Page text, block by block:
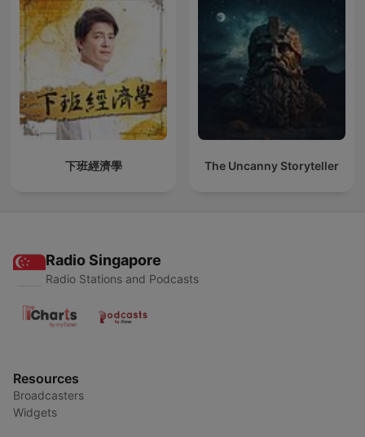
下班經濟學 The Uncanny Storyteller
Radio Singapore
Radio Stations and Podcasts
Resources
Broadcasters
Widgets